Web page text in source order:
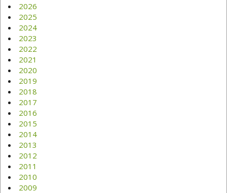
2026
2025
2024
2023
2022
2021
2020
2019
2018
2017
2016
2015
2014
2013
2012
2011
2010
2009